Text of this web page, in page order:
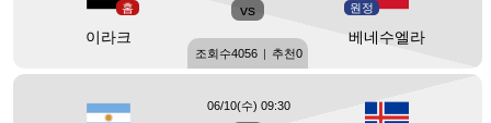
홈
이라크
vs 원정
베네수엘라
조회수4056 | 추천0
06/10(수) 09:30